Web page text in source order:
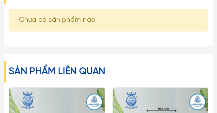
Chưa có sản phẩm nào
SẢN PHẨM LIÊN QUAN